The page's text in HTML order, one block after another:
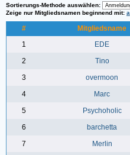
Sortierungs-Methode auswählen:
Zeige nur Mitgliedsnamen beginnend mit: a
# Mitgliedsname
1
EDE
2
Tino
3
overmoon
4
Marc
5
Psychoholic
6
barchetta
7
Merlin